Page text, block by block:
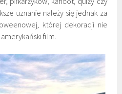
uznanie należy się jednak za
której dekoracji nie
film.